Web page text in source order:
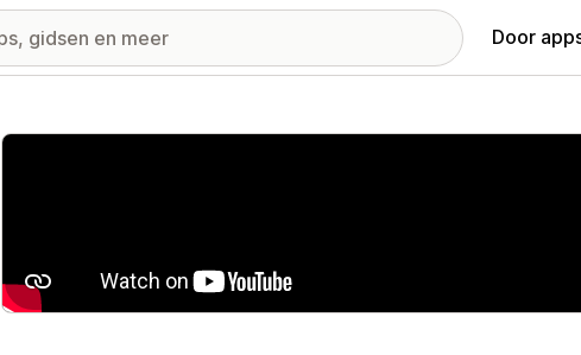
Door
Galerij met uitgelichte afbeeldingen